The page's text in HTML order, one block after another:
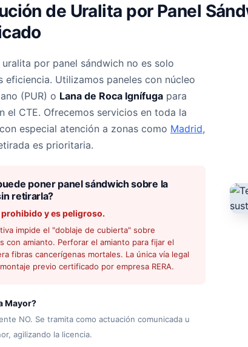
de Uralita por Panel
por panel sándwich no es solo
eficiencia. Utilizamos paneles con núcleo
(PUR) o Lana de Roca Ignífuga para
el CTE. Ofrecemos servicios en toda la
especial atención a zonas como Madrid,
es prioritaria.
poner panel sándwich sobre la
retirarla?
prohibido y es peligroso.
impide el "doblaje de cubierta" sobre
con amianto. Perforar el amianto para fijar el
fibras cancerígenas mortales. La única vía legal
previo certificado por empresa RERA.
Mayor?
NO. Se tramita como actuación comunicada u
agilizando la licencia.